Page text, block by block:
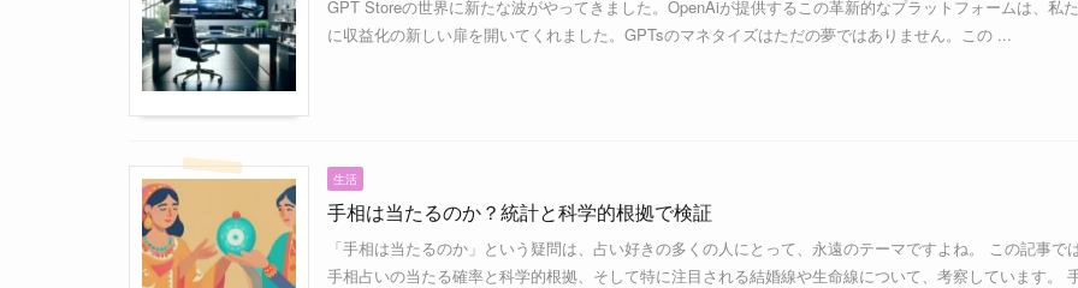
GPT Storeの世界に新たな波がやってきました。OpenAiが提供するこの革新的なプラットフォームは、私
に収益化の新しい扉を開いてくれました。GPTsのマネタイズはただの夢ではありません。この ...
生活
手相は当たるのか？統計と科学的根拠で検証
「手相は当たるのか」という疑問は、占い好きの多くの人にとって、永遠のテーマですよね。 この記事では
手相占いの当たる確率と科学的根拠、そして特に注目される結婚線や生命線について、考察しています。